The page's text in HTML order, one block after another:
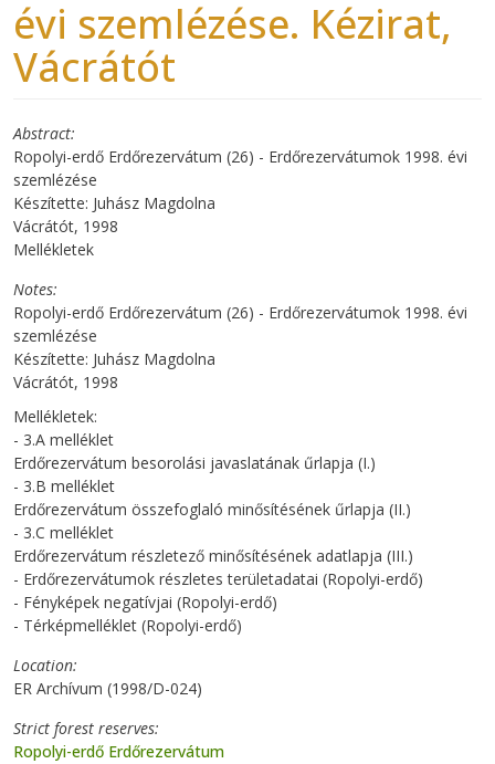
évi szemlézése. Kézirat,
Vácrátót
Abstract
Ropolyi-erdő Erdőrezervátum (26) - Erdőrezervátumok 1998. évi
szemlézése
Készítette: Juhász Magdolna
Vácrátót, 1998
Mellékletek
Notes
Ropolyi-erdő Erdőrezervátum (26) - Erdőrezervátumok 1998. évi
szemlézése
Készítette: Juhász Magdolna
Vácrátót, 1998
Mellékletek:
- 3.A melléklet
Erdőrezervátum besorolási javaslatának űrlapja (I.)
- 3.B melléklet
Erdőrezervátum összefoglaló minősítésének űrlapja (II.)
- 3.C melléklet
Erdőrezervátum részletező minősítésének adatlapja (III.)
- Erdőrezervátumok részletes területadatai (Ropolyi-erdő)
- Fényképek negatívjai (Ropolyi-erdő)
- Térképmelléklet (Ropolyi-erdő)
Location
ER Archívum (1998/D-024)
Strict forest reserves
Ropolyi-erdő Erdőrezervátum